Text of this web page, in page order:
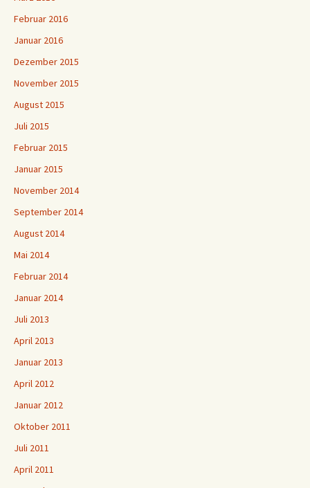
Februar 2016
Januar 2016
Dezember 2015
November 2015
August 2015
Juli 2015
Februar 2015
Januar 2015
November 2014
September 2014
August 2014
Mai 2014
Februar 2014
Januar 2014
Juli 2013
April 2013
Januar 2013
April 2012
Januar 2012
Oktober 2011
Juli 2011
April 2011